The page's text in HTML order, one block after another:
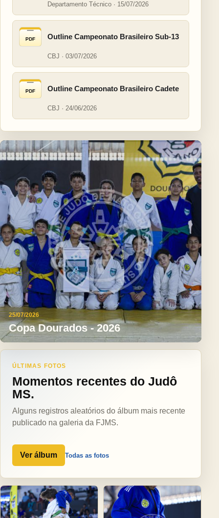
Departamento Técnico · 15/07/2026
PDF Outline Campeonato Brasileiro Sub-13
CBJ · 03/07/2026
PDF Outline Campeonato Brasileiro Cadete
CBJ · 24/06/2026
25/07/2026
Copa Dourados - 2026
ÚLTIMAS FOTOS
Momentos recentes do Judô
MS.
Alguns registros aleatórios do álbum mais recente
publicado na galeria da FJMS.
Ver álbum Todas as fotos